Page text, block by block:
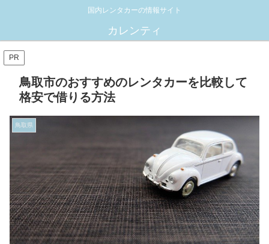
国内レンタカーの情報サイト
カレンティ
PR
鳥取市のおすすめのレンタカーを比較して
格安で借りる方法
鳥取県